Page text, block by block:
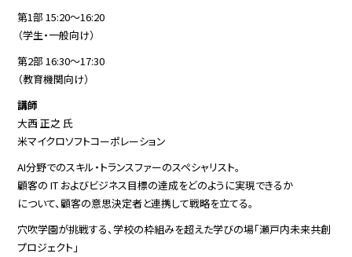
第1部 15:20～16:20
（学生・一般向け）
第2部 16:30～17:30
（教育機関向け）
講師
大西 正之 氏
米マイクロソフトコーポレーション
AI分野でのスキル・トランスファーのスペシャリスト。
顧客の IT およびビジネス目標の達成をどのように実現できるか
について、顧客の意思決定者と連携して戦略を立てる。
穴吹学園が挑戦する、学校の枠組みを超えた学びの場「瀬戸内未来共創
プロジェクト」